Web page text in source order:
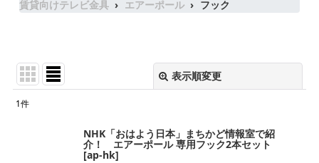
賃貸向けテレビ金具 エアーポール フック
表示順変更
1件
NHK「おはよう日本」まちかど情報室で紹
介！ エアーポール 専用フック2本セット
[ap-hk]